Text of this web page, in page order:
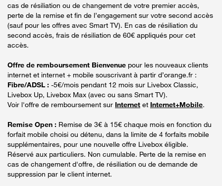
cas de résiliation ou de changement de votre premier accès,
perte de la remise et fin de l’engagement sur votre second accès
(sauf pour les offres avec Smart TV). En cas de résiliation du
second accès, frais de résiliation de 60€ appliqués pour cet
accès.
Offre de remboursement Bienvenue pour les nouveaux clients
internet et internet + mobile souscrivant à partir d’orange.fr :
Fibre/ADSL : -5€/mois pendant 12 mois sur Livebox Classic,
Livebox Up, Livebox Max (avec ou sans Smart TV).
Voir l'offre de remboursement sur Internet et Internet+Mobile.
Remise Open : Remise de 3€ à 15€ chaque mois en fonction du
forfait mobile choisi ou détenu, dans la limite de 4 forfaits mobile
supplémentaires, pour une nouvelle offre Livebox éligible.
Réservé aux particuliers. Non cumulable. Perte de la remise en
cas de changement d'offre, de résiliation ou de demande de
suppression par le client internet.